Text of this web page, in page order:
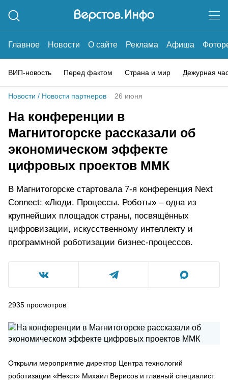
Главное Новости О сайте Реклама Афиша
ВИП-новость Перед фактом Страна и мир Дежурная
Новости / Новости партнеров 26 июня
На конференции в
Магнитогорске рассказали об
экономическом эффекте
цифровых проектов ММК
В Магнитогорске стартовала 7-я конференция Next
Connect: «Люди. Процессы. Роботы» – одна из
крупнейших площадок страны, посвящённых
цифровизации, искусственному интеллекту и
программной роботизации бизнес-процессов.
2935 просмотров
Открыли мероприятие директор Центра технологий
роботизации «Некст» Михаил Верисов и главный специалист